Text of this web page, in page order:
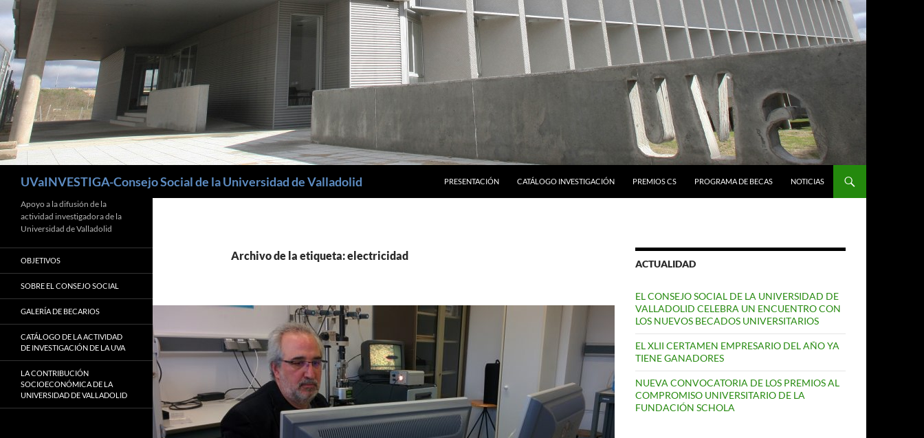
UVaINVESTIGA-Consejo Social de la Universidad de Valladolid
PRESENTACIÓN
CATÁLOGO INVESTIGACIÓN PREMIOS CS PROGRAMA DE BECAS NOTICIAS
Archivo de la etiqueta: electricidad
ACTUALIDAD
EL CONSEJO SOCIAL DE LA UNIVERSIDAD DE
VALLADOLID CELEBRA UN ENCUENTRO CON
LOS NUEVOS BECADOS UNIVERSITARIOS
EL XLII CERTAMEN EMPRESARIO DEL AÑO YA
TIENE GANADORES
NUEVA CONVOCATORIA DE LOS PREMIOS AL
COMPROMISO UNIVERSITARIO DE LA
FUNDACIÓN SCHOLA
Apoyo a la difusión de la
actividad investigadora de la
Universidad de Valladolid
OBJETIVOS
SOBRE EL CONSEJO SOCIAL
GALERÍA DE BECARIOS
CATÁLOGO DE LA ACTIVIDAD
DE INVESTIGACIÓN DE LA UVA
LA CONTRIBUCIÓN
SOCIOECONÓMICA DE LA
UNIVERSIDAD DE VALLADOLID